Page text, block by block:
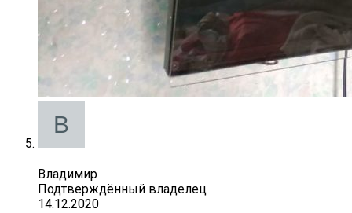
Владимир
Подтверждённый владелец
14.12.2020